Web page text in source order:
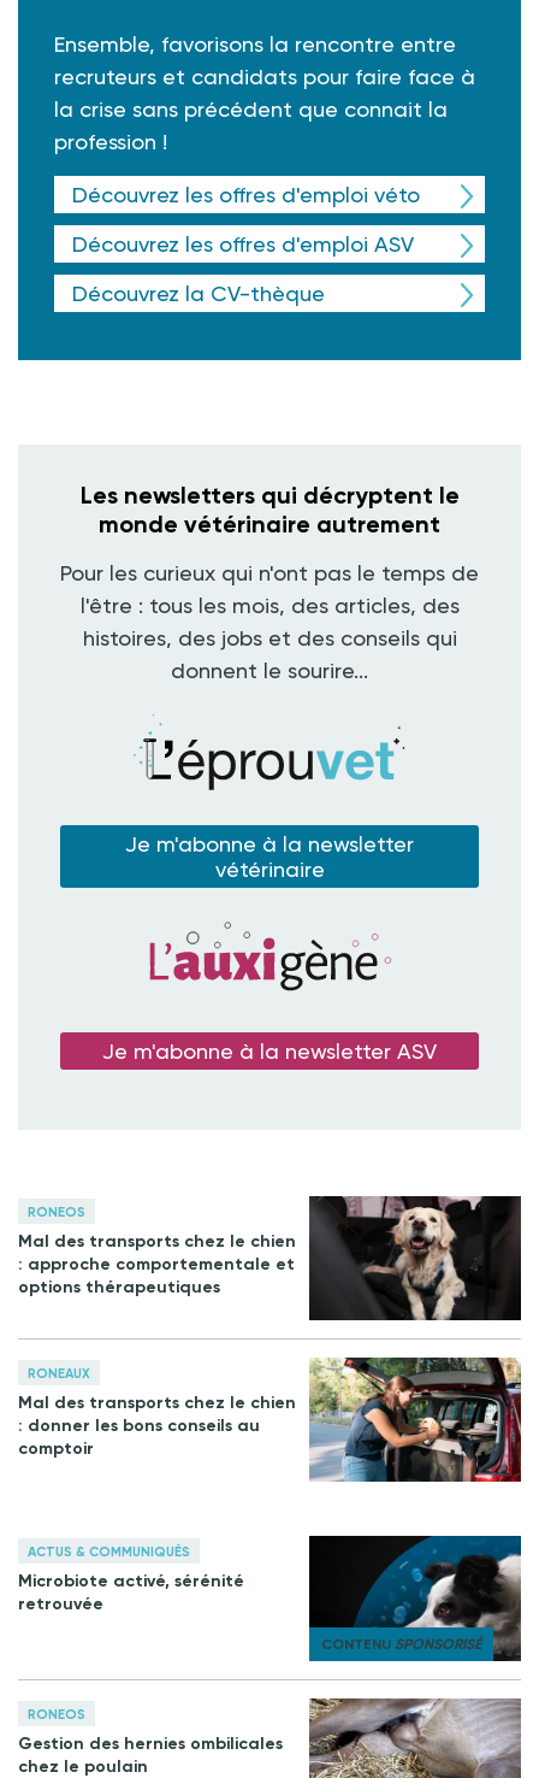
Ensemble, favorisons la rencontre entre
recruteurs et candidats pour faire face à
la crise sans précédent que connait la
profession !
Découvrez les offres d'emploi véto
Découvrez les offres d'emploi ASV
Découvrez la CV-thèque
Les newsletters qui décryptent le
monde vétérinaire autrement
Pour les curieux qui n'ont pas le temps de
l'être : tous les mois, des articles, des
histoires, des jobs et des conseils qui
donnent le sourire...
Je m'abonne à la newsletter
vétérinaire
Je m'abonne à la newsletter ASV
RONEOS
Mal des transports chez le chien
: approche comportementale et
options thérapeutiques
RONEAUX
Mal des transports chez le chien
: donner les bons conseils au
comptoir
CONTENU SPONSORISÉ
ACTUS & COMMUNIQUÉS
Microbiote activé, sérénité
retrouvée
RONEOS
Gestion des hernies ombilicales
chez le poulain